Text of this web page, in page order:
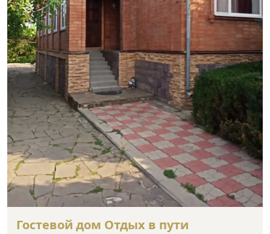
Гостевой дом Отдых в пути